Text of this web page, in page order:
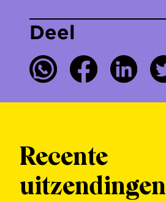
Deel
Recente
uitzendingen